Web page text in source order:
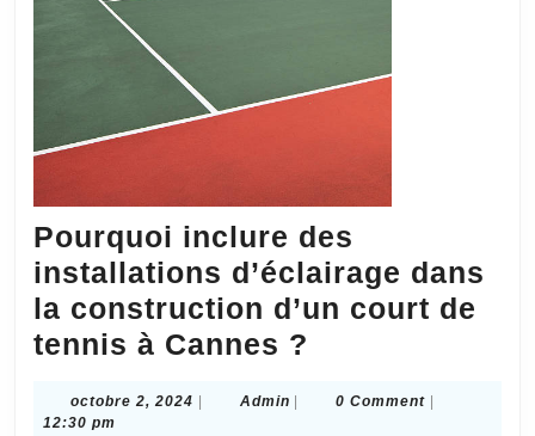
Pourquoi inclure des
installations d’éclairage dans
la construction d’un court de
tennis à Cannes ?
des
octobre 2, 2024 octobreAdminAdmin0 Comment
12:30 pm